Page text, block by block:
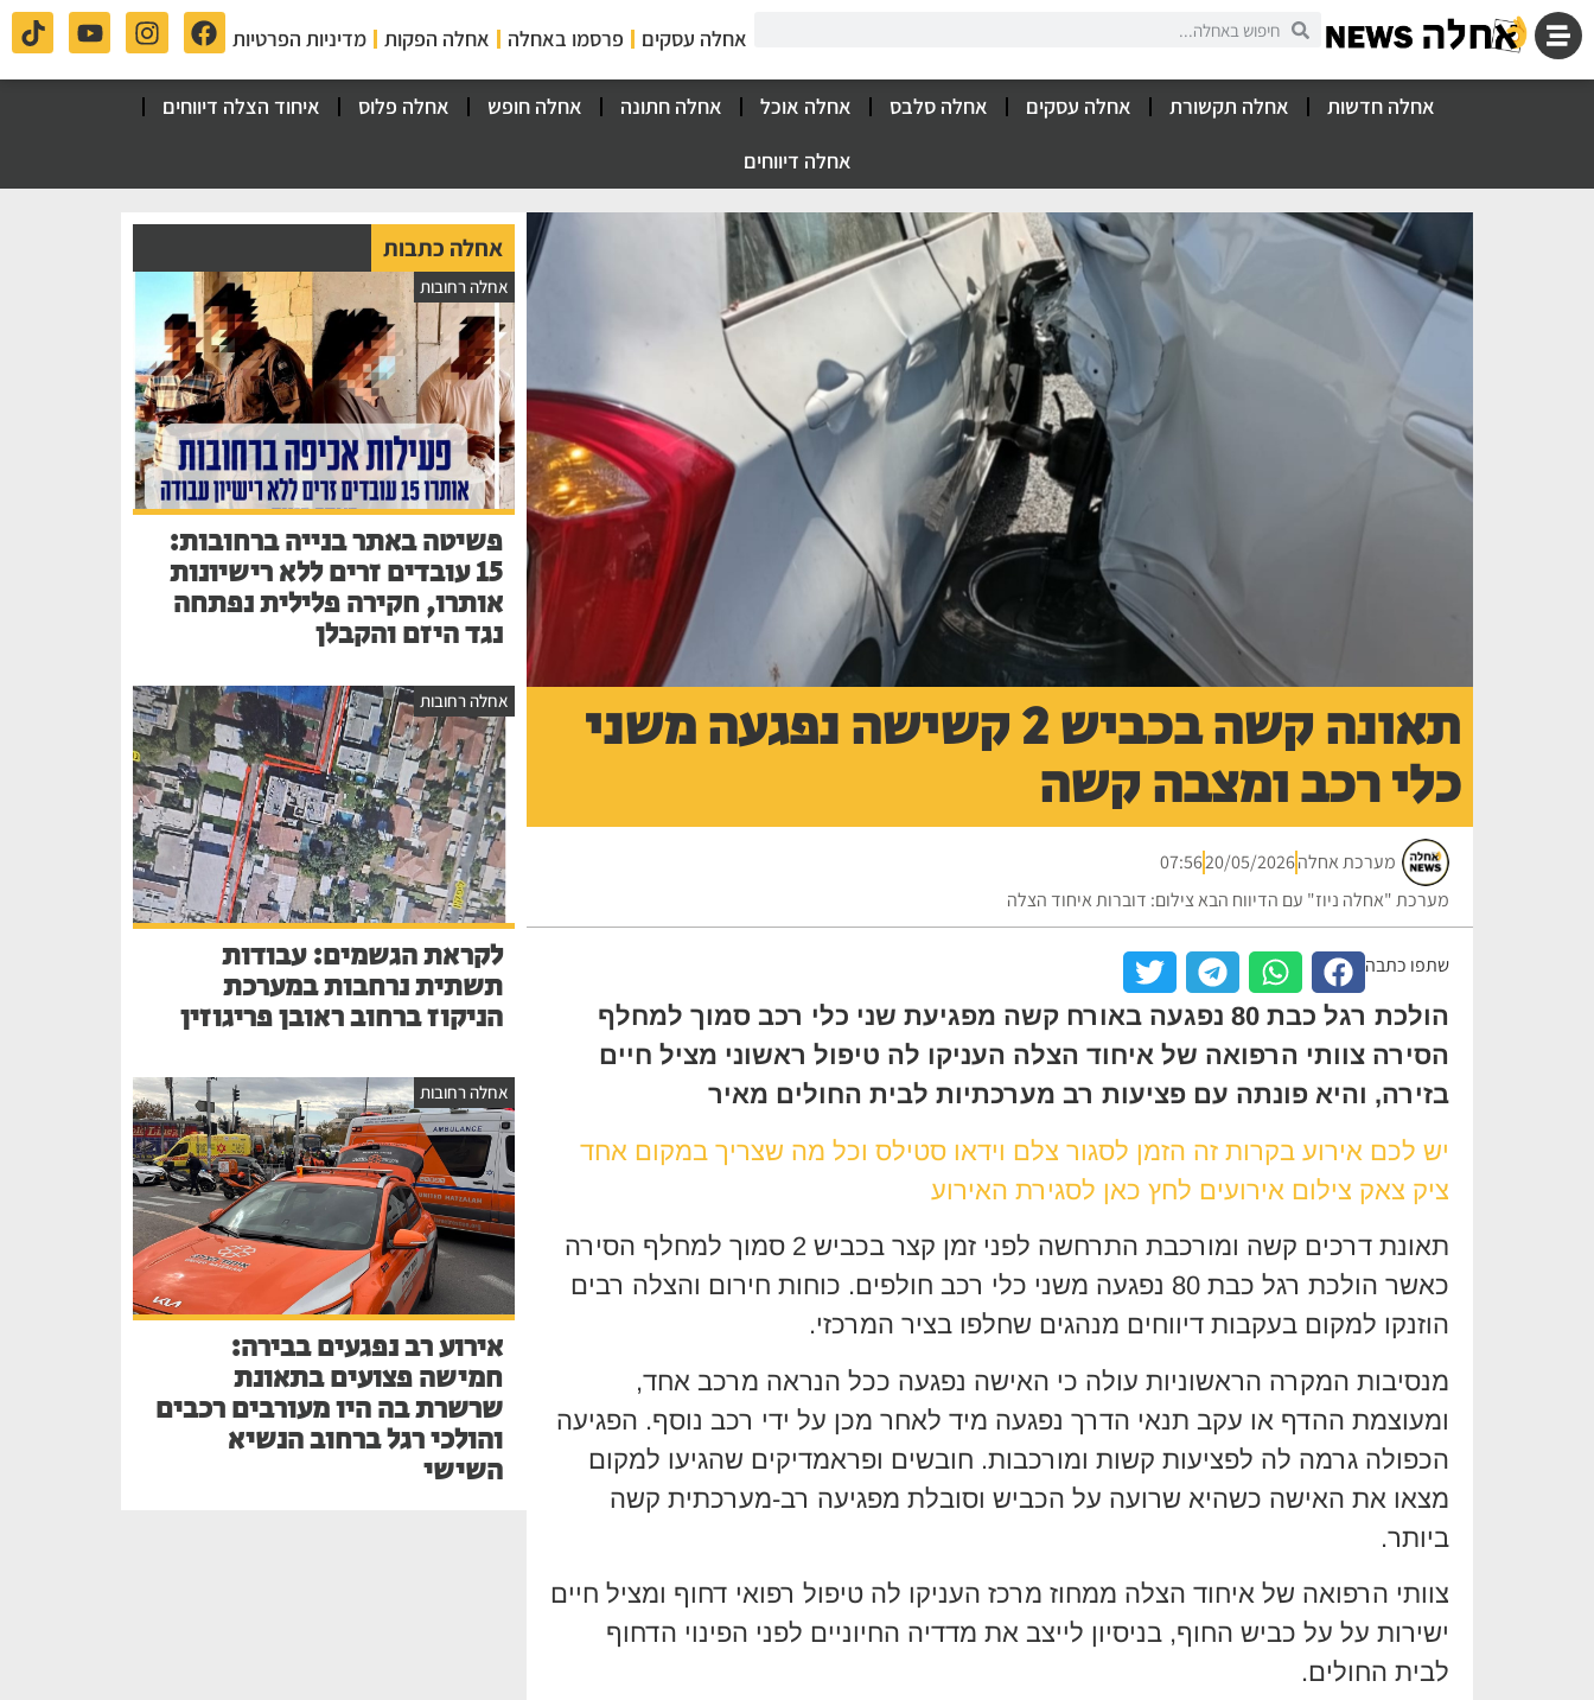
אחלה עסקים פרסמו באחלה אחלה הפקות מדיניות הפרטיות
אחלה חדשות אחלה תקשורת אחלה עסקים אחלה סלבס אחלה אוכל אחלה חתונה אחלה חופש אחלה פלוס
איחוד הצלה דיווחים
אחלה דיווחים
תאונה קשה בכביש 2 קשישה נפגעה משני
כלי רכב ומצבה קשה
מערכת אחלה20/05/2026
07:56
מערכת "אחלה ניוז" עם הדיווח הבא צילום: דוברות איחוד הצלה
שתפו כתבה
הולכת רגל כבת 80 נפגעה באורח קשה מפגיעת שני כלי רכב סמוך למחלף
הסירה צוותי הרפואה של איחוד הצלה העניקו לה טיפול ראשוני מציל חיים
בזירה, והיא פונתה עם פציעות רב מערכתיות לבית החולים מאיר
יש לכם אירוע בקרות זה הזמן לסגור צלם וידאו סטילס וכל מה שצריך במקום אחד
ציק צאק צילום אירועים לחץ כאן לסגירת האירוע
תאונת דרכים קשה ומורכבת התרחשה לפני זמן קצר בכביש 2 סמוך למחלף הסירה
כאשר הולכת רגל כבת 80 נפגעה משני כלי רכב חולפים. כוחות חירום והצלה רבים
הוזנקו למקום בעקבות דיווחים מנהגים שחלפו בציר המרכזי.
מנסיבות המקרה הראשוניות עולה כי האישה נפגעה ככל הנראה מרכב אחד,
ומעוצמת ההדף או עקב תנאי הדרך נפגעה מיד לאחר מכן על ידי רכב נוסף. הפגיעה
הכפולה גרמה לה לפציעות קשות ומורכבות. חובשים ופראמדיקים שהגיעו למקום
מצאו את האישה כשהיא שרועה על הכביש וסובלת מפגיעה רב-מערכתית קשה
ביותר.
צוותי הרפואה של איחוד הצלה ממחוז מרכז העניקו לה טיפול רפואי דחוף ומציל חיים
ישירות על על כביש החוף, בניסיון לייצב את מדדיה החיוניים לפני הפינוי הדחוף
לבית החולים.
אחלה כתבות
אחלה רחובות
פשיטה באתר בנייה ברחובות:
15 עובדים זרים ללא רישיונות
אותרו, חקירה פלילית נפתחה
נגד היזם והקבלן
אחלה רחובות
לקראת הגשמים: עבודות
תשתית נרחבות במערכת
הניקוז ברחוב ראובן פריגוזין
אחלה רחובות
אירוע רב נפגעים בבירה:
חמישה פצועים בתאונת
שרשרת בה היו מעורבים רכבים
והולכי רגל ברחוב הנשיא
השישי